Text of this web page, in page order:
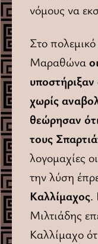
νόμους να
Στο
Μαραθώνα
χωρίς
θεώρησαν
τους
λογομαχίες
την λύση
Καλλίμαχος.
Μιλτιάδης
Καλλίμαχο